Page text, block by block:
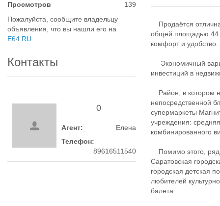
Просмотров
139
Пожалуйста, сообщите владельцу
объявления, что вы нашли его на
E64.RU
Контакты
0
Агент:
Елена
Телефон:
89616511540
Продаётся
общей площадью
комфорт и удобство.
Экономичный
инвестиций в
Район, в котором
непосредственной
супермаркеты
учреждения:
комбинированного
Помимо этого,
Саратовская
городская детская
любителей
балета.